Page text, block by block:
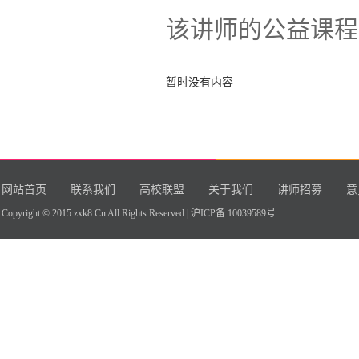
该讲师的公益课程
暂时没有内容
网站首页 联系我们 高校联盟 关于我们 讲师招募
Copyright © 2015 zxk8.Cn All Rights Reserved | 沪ICP备 10039589号